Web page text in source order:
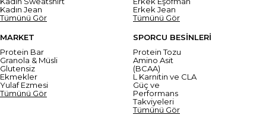
Kadın Jean
Tümünü Gör
Erkek Jean
Tümünü Gör
MARKET
Protein Bar
Granola & Müsli
Glutensiz
Ekmekler
Yulaf Ezmesi
Tümünü Gör
SPORCU BESİNLERİ
Protein Tozu
Amino Asit
(BCAA)
L Karnitin ve CLA
Güç ve
Performans
Takviyeleri
Tümünü Gör